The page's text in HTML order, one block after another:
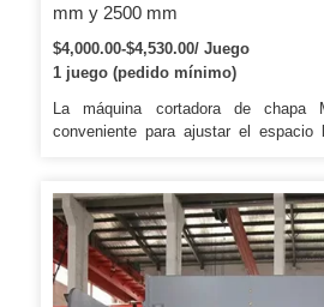
mm y 2500 mm
$4,000.00-$4,530.00/ Juego
1 juego (pedido mínimo)
La máquina cortadora de chapa
conveniente para ajustar el espacio
contador. La máquina de corte de
está equipada con una valla de
seguridad del operador.